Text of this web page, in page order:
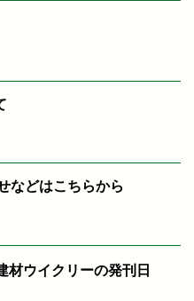
などはこちらから
材ウイクリーの発刊日